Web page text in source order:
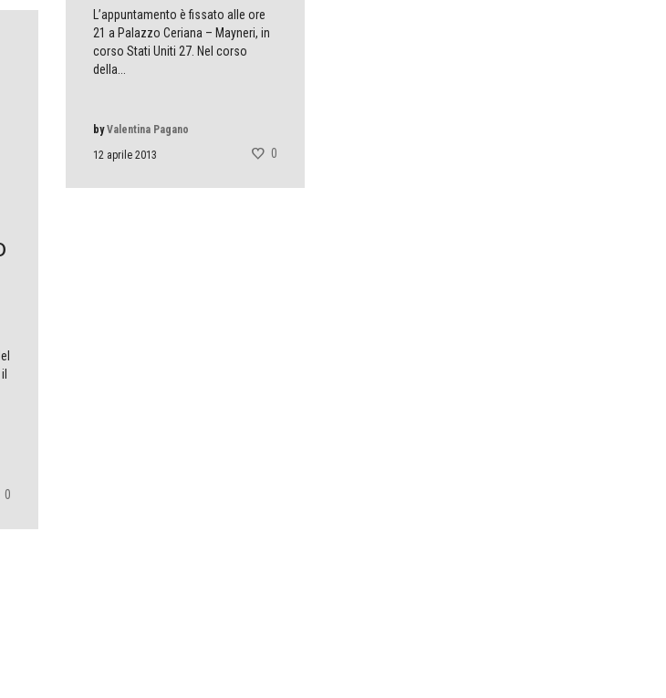
L’appuntamento è fissato alle ore
21 a Palazzo Ceriana – Mayneri, in
corso Stati Uniti 27. Nel corso
della...
12 aprile 2013
byValentina Pagano
0
0